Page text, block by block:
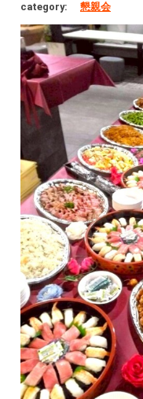
category:
懇親会